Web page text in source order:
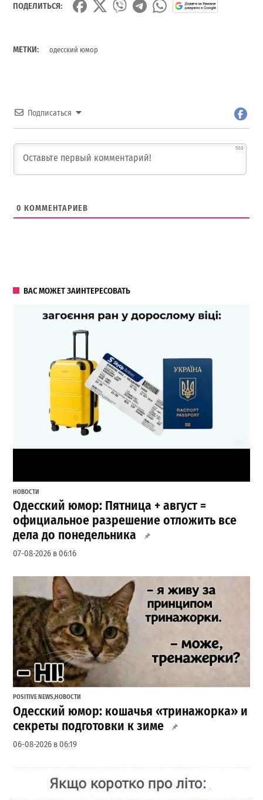
ПОДЕЛИТЬСЯ:
МЕТКИ: одесский юмор
Подписаться
500
0 КОММЕНТАРИЕВ
ВАС МОЖЕТ ЗАИНТЕРЕСОВАТЬ
НОВОСТИ
Одесский юмор: Пятница + август =
официальное разрешение отложить все
дела до понедельника
07-08-2026 в 06:16
POSITIVE NEWS,НОВОСТИ
Одесский юмор: кошачья «тринажорка» и
секреты подготовки к зиме
06-08-2026 в 06:19